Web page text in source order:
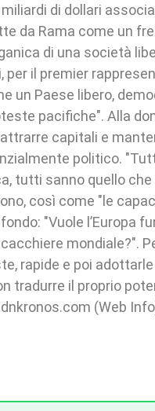
di dollari
da Rama come un
di una società
per il premier
un Paese libero,
pacifiche". Alla
attrarre capitali e
politico.
tutti sanno quello
così come "le
"Vuole l’Europa
mondiale?".
rapide e poi
tradurre il proprio
(Web